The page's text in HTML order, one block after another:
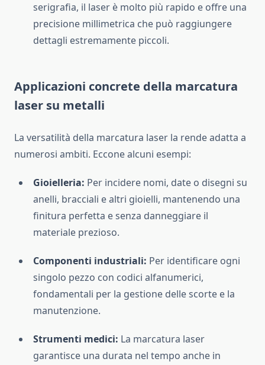
serigrafia, il laser è molto più rapido e offre una
precisione millimetrica che può raggiungere
dettagli estremamente piccoli.
Applicazioni concrete della marcatura
laser su metalli
La versatilità della marcatura laser la rende adatta a
numerosi ambiti. Eccone alcuni esempi:
Gioielleria: Per incidere nomi, date o disegni su
anelli, bracciali e altri gioielli, mantenendo una
finitura perfetta e senza danneggiare il
materiale prezioso.
Componenti industriali: Per identificare ogni
singolo pezzo con codici alfanumerici,
fondamentali per la gestione delle scorte e la
manutenzione.
Strumenti medici: La marcatura laser
garantisce una durata nel tempo anche in